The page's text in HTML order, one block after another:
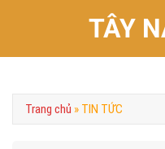
TÂY
Trang chủ » TIN TỨC